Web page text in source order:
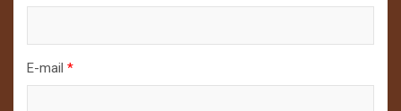
E-mail *